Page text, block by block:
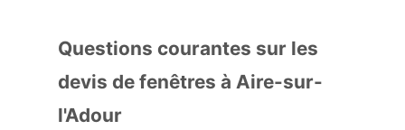
Questions courantes sur les
devis de fenêtres à Aire-sur-
l'Adour